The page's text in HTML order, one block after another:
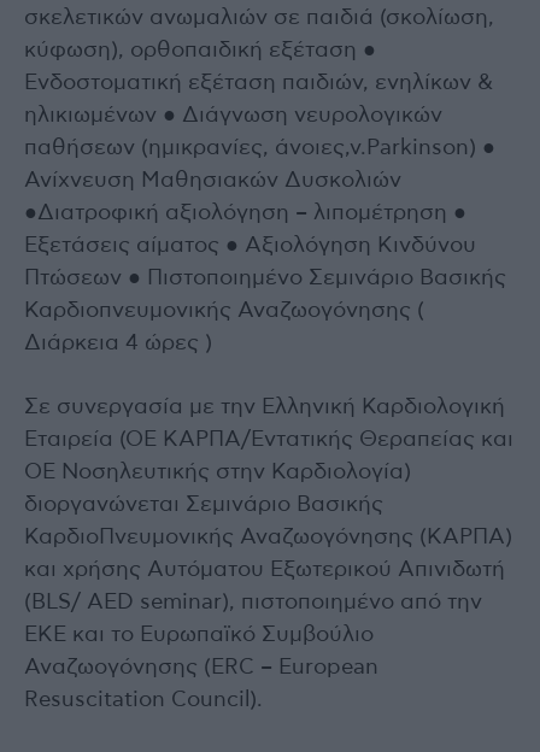
σκελετικών ανωμαλιών σε παιδιά (σκολίωση,
κύφωση), ορθοπαιδική εξέταση ●
Ενδοστοματική εξέταση παιδιών, ενηλίκων &
ηλικιωμένων ● Διάγνωση νευρολογικών
παθήσεων (ημικρανίες, άνοιες,ν.Parkinson) ●
Ανίχνευση Μαθησιακών Δυσκολιών
●Διατροφική αξιολόγηση – λιπομέτρηση ●
Εξετάσεις αίματος ● Αξιολόγηση Κινδύνου
Πτώσεων ● Πιστοποιημένο Σεμινάριο Βασικής
Καρδιοπνευμονικής Αναζωογόνησης (
Διάρκεια 4 ώρες )
Σε συνεργασία με την Ελληνική Καρδιολογική
Εταιρεία (ΟΕ ΚΑΡΠΑ/Εντατικής Θεραπείας και
ΟΕ Νοσηλευτικής στην Καρδιολογία)
διοργανώνεται Σεμινάριο Βασικής
ΚαρδιοΠνευμονικής Αναζωογόνησης (ΚΑΡΠΑ)
και χρήσης Αυτόματου Εξωτερικού Απινιδωτή
(BLS/ AED seminar), πιστοποιημένο από την
ΕΚΕ και το Ευρωπαϊκό Συμβούλιο
Αναζωογόνησης (ERC – European
Resuscitation Council).